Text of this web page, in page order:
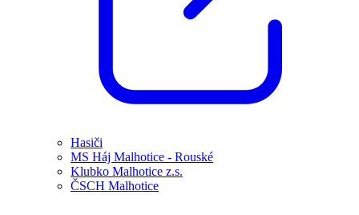
Hasiči
MS Háj Malhotice - Rouské
Klubko Malhotice z.s.
ČSCH Malhotice